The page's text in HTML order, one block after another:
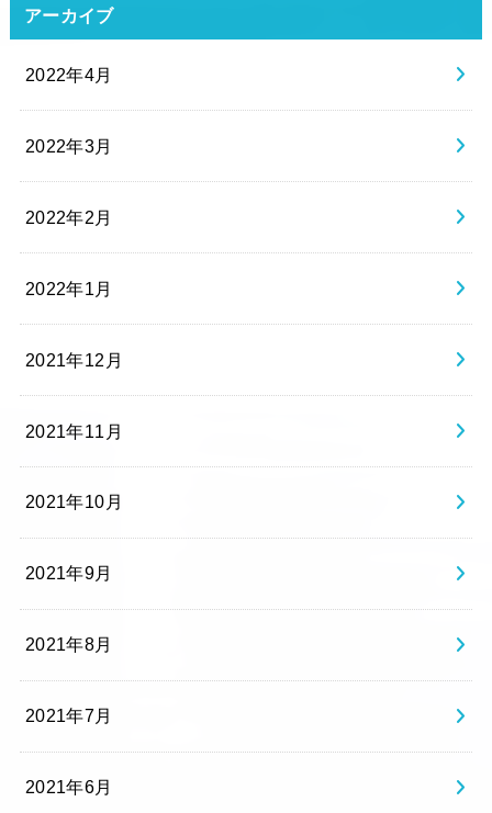
アーカイブ
2022年4月
2022年3月
2022年2月
2022年1月
2021年12月
2021年11月
2021年10月
2021年9月
2021年8月
2021年7月
2021年6月